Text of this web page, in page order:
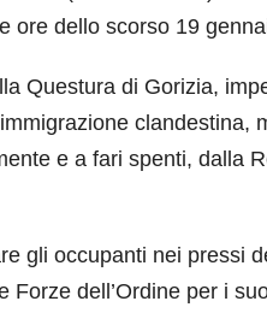
ore dello scorso 19
Questura di Gorizia,
clandestina,
e a fari spenti, dalla
gli occupanti nei pressi
dell’Ordine per i